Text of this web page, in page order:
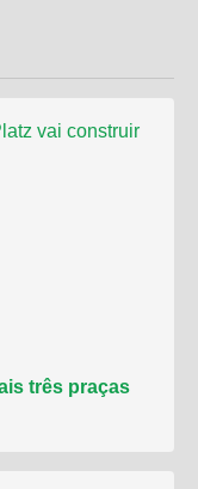
três praças